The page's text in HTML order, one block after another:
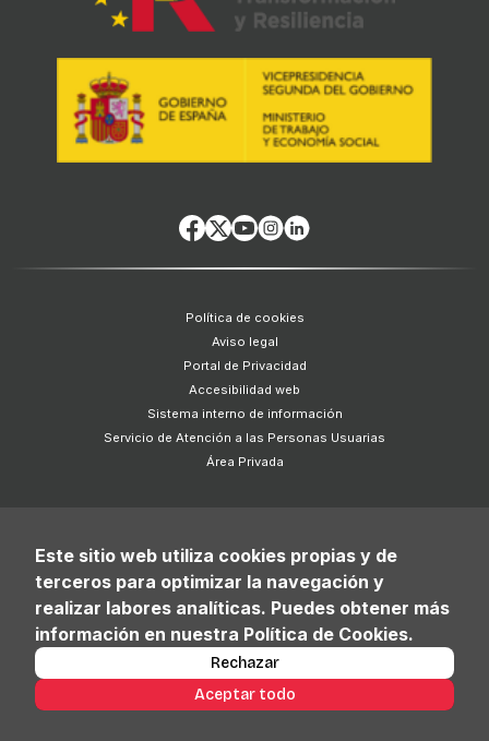
Este sitio web utiliza cookies propias y de
terceros para optimizar la navegación y
realizar labores analíticas. Puedes obtener más
información en nuestra Política de Cookies.
Rechazar
Aceptar todo
Política de cookies
Aviso legal
Portal de Privacidad
Accesibilidad web
Sistema interno de información
Servicio de Atención a las Personas Usuarias
Área Privada